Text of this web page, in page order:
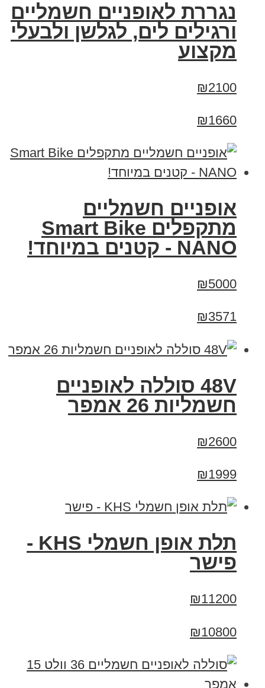
נגררת לאופניים חשמליים
ורגילים לים, לגלשן ולבעלי
מקצוע
₪2100
₪1660
אופניים חשמליים
מתקפלים Smart Bike
NANO - קטנים במיוחד!
₪5000
₪3571
48V סוללה לאופניים
חשמליות 26 אמפר
₪2600
₪1999
תלת אופן חשמלי KHS -
פישר
₪11200
₪10800